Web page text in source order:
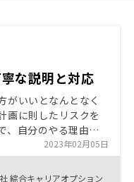
な説明と対応
がいいとなんとなく
画に則したリスクを
、自分のやる理由が
な対応を見て信頼で
2023年02月05日
綜合キャリアオプション